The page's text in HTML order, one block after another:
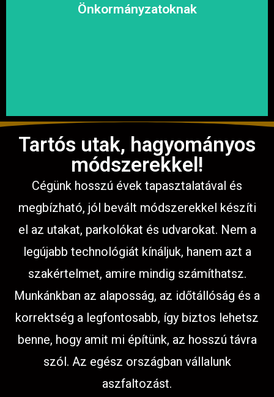
Önkormányzatoknak
garantáljuk a hosszú távú és fenntartható
Tartós utak, hagyományos
módszerekkel!
Cégünk hosszú évek tapasztalatával és
megbízható, jól bevált módszerekkel készíti
el az utakat, parkolókat és udvarokat. Nem a
legújabb technológiát kínáljuk, hanem azt a
szakértelmet, amire mindig számíthatsz.
Munkánkban az alaposság, az időtállóság és a
korrektség a legfontosabb, így biztos lehetsz
benne, hogy amit mi építünk, az hosszú távra
szól. Az egész országban vállalunk
aszfaltozást.